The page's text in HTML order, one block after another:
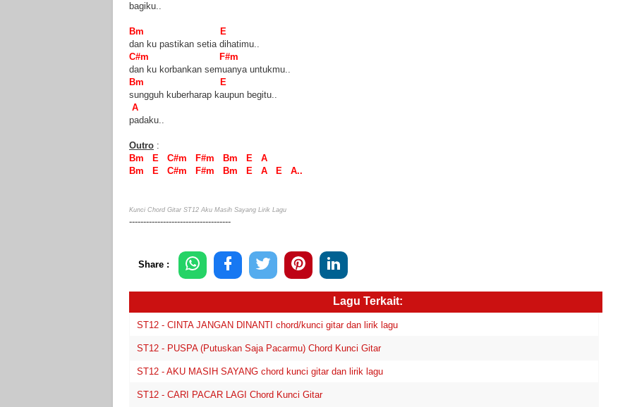
bagiku..
Bm E
dan ku pastikan setia dihatimu..
C#m F#m
dan ku korbankan semuanya untukmu..
Bm E
sungguh kuberharap kaupun begitu..
A
padaku..
Outro :
Bm E C#m F#m Bm E A
Bm E C#m F#m Bm E A E A..
Kunci Chord Gitar ST12 Aku Masih Sayang Lirik Lagu
------------------------------------
Share :
Lagu Terkait:
ST12 - CINTA JANGAN DINANTI chord/kunci gitar dan lirik lagu
ST12 - PUSPA (Putuskan Saja Pacarmu) Chord Kunci Gitar
ST12 - AKU MASIH SAYANG chord kunci gitar dan lirik lagu
ST12 - CARI PACAR LAGI Chord Kunci Gitar